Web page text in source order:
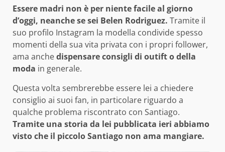
Essere madri non è per niente facile al giorno
d’oggi, neanche se sei Belen Rodriguez. Tramite il
suo profilo Instagram la modella condivide spesso
momenti della sua vita privata con i propri follower,
ama anchedispensare consigli di outift o della
moda in generale.
Questa volta sembrerebbe essere lei a chiedere
consiglio ai suoi fan, in particolare riguardo a
qualche problema riscontrato con Santiago.
Tramite una storia da lei pubblicata ieri abbiamo
visto che il piccolo Santiago non ama mangiare.